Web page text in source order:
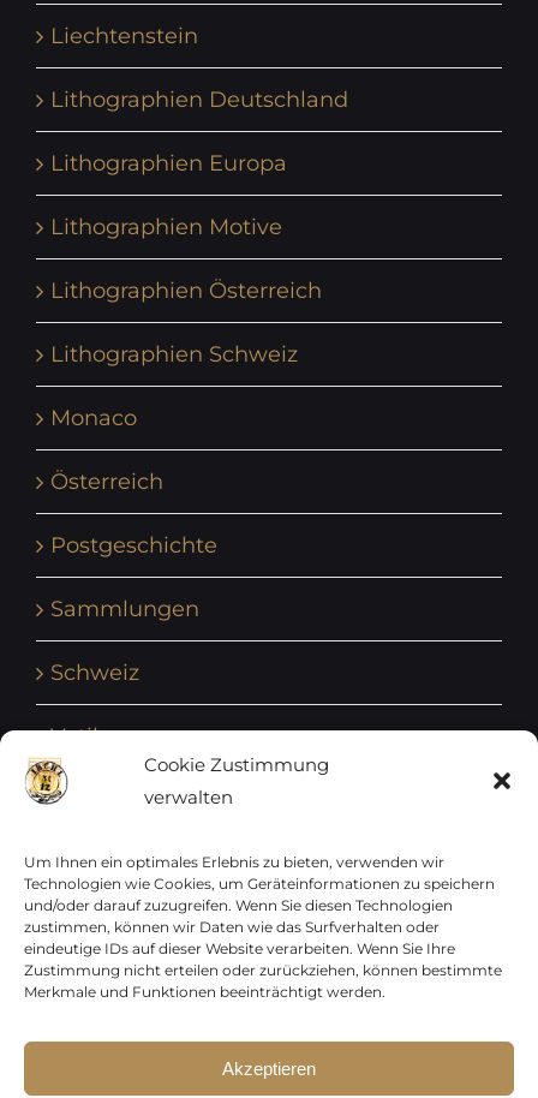
Cookie Zustimmung
verwalten
Um Ihnen ein optimales Erlebnis zu bieten, verwenden wir
Technologien wie Cookies, um Geräteinformationen zu speichern
und/oder darauf zuzugreifen. Wenn Sie diesen Technologien
zustimmen, können wir Daten wie das Surfverhalten oder
eindeutige IDs auf dieser Website verarbeiten. Wenn Sie Ihre
Zustimmung nicht erteilen oder zurückziehen, können bestimmte
Merkmale und Funktionen beeinträchtigt werden.
Akzeptieren
Liechtenstein
Lithographien Deutschland
Lithographien Europa
Lithographien Motive
Lithographien Österreich
Lithographien Schweiz
Monaco
Österreich
Postgeschichte
Sammlungen
Schweiz
Vatikan
Vereinte Nationen
Vorphilatelie
Zensurbelege Österreich
Zensurbelege Schweiz